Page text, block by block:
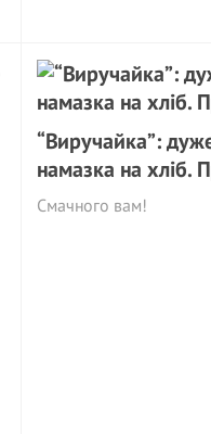
“Виручайка”:
намазка на хліб.
Смачного вам!